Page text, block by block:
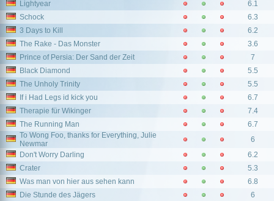
Lightyear
6.1
Schock
6.3
3 Days to Kill
6.2
The Rake - Das Monster
3.6
Prince of Persia: Der Sand der Zeit
7
Black Diamond
5.5
The Unholy Trinity
5.5
If i Had Legs id kick you
6.7
Therapie für Wikinger
7.4
The Running Man
6.7
To Wong Foo, thanks for Everything, Julie
Newmar
6
Don't Worry Darling
6.2
Crater
5.3
Was man von hier aus sehen kann
6.8
Die Stunde des Jägers
6